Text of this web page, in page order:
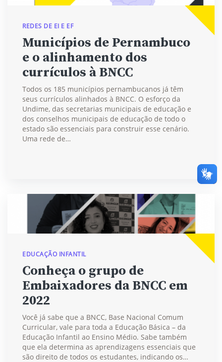
REDES DE EI E EF
Municípios de Pernambuco
e o alinhamento dos
currículos à BNCC
Todos os 185 municípios pernambucanos já têm
seus currículos alinhados à BNCC. O esforço da
Undime, das secretarias municipais de educação e
dos conselhos municipais de educação de todo o
estado são essenciais para construir esse cenário.
Uma rede de…
EDUCAÇÃO INFANTIL
Conheça o grupo de
Embaixadores da BNCC em
2022
Você já sabe que a BNCC, Base Nacional Comum
Curricular, vale para toda a Educação Básica – da
Educação Infantil ao Ensino Médio. Sabe também
que ela determina as aprendizagens essenciais que
são direito de todos os estudantes, indicando os…